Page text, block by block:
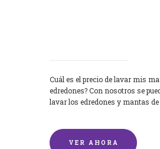
Cuál es el precio de lavar mis
edredones? Con nosotros se
lavar los edredones y mantas
VER AHORA